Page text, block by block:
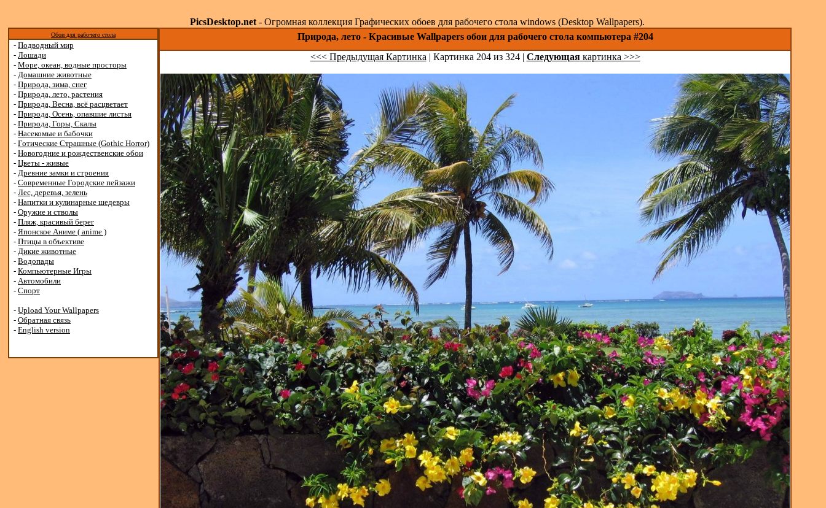
PicsDesktop.net- Огромная коллекция Графических обоев для рабочего стола windows (Desktop Wallpapers).
Обои для рабочего стола
- Подводный мир
- Лошади
- Море, океан, водные просторы
- Домашние животные
- Природа, зима, снег
- Природа, лето, растения
- Природа, Весна, всё расцветает
- Природа, Осень, опавшие листья
- Природа, Горы, Скалы
- Насекомые и бабочки
- Готические Страшные (Gothic Horror)
- Новогодние и рождественские обои
- Цветы - живые
- Древние замки и строения
- Современные Городские пейзажи
- Лес, деревья, зелень
- Напитки и кулинарные шедевры
- Оружие и стволы
- Пляж, красивый берег
- Японское Аниме ( anime )
- Птицы в объективе
- Дикие животные
- Водопады
- Компьютерные Игры
- Автомобили
- Спорт
- Upload Your Wallpapers
- Обратная связь
- English version
Природа, лето - Красивые Wallpapers обои для рабочего стола компьютера #204
<<< Предыдущая Картинка | Картинка 204 из 324 | Следующаякартинка >>>